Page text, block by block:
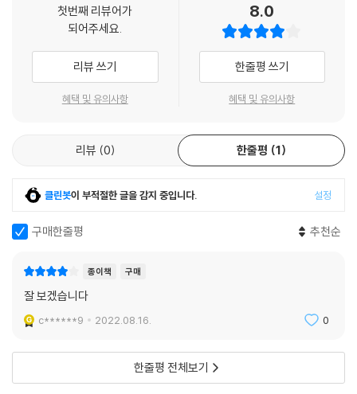
를 준비해야 할까?
재미있는 점은 리셀 마켓에서는 상품의 가격과 가치가 정해져있지 않다는
거예요. 1장에서 상품의 가치가 어떻게 정해지는지 살펴보았듯이, 신상품
과 중고 상품의 가격을 비교하자면 당연히 신상품의 가격이 더 높고 중고
폼에서 사용하던 물건을 판매하거나 필요한 물건을 구입해 본 적이 있나
요? 당근마켓에서 판매되는 가격은 모두 처음 정가보다 낮고, 판매 금액에
그런데 반대로 중고 가격이 오히려 더 높은 경우도 있어요. 나이키 운동화
나이키 한정판의 거래 가격은 무려 300만 원까지 책정될 정도예요. 어째
입니다. 한정판이라는 것은 누구나 구할 수 없다는 뜻이고, 그 희귀성 때문
미는 개인마다 다르게 받아들이는 부분이지만, 뒤집어 생각해 보면 왜 기
업들이 상품과 기업, 브랜드 가치를 높이려고 다양한 노력을 기울이는지
첫번째 리뷰어가
되어주세요.
리뷰 쓰기
혜택 및 유의사항
8.0
한줄평 쓰기
혜택 및 유의사항
리뷰 0 한줄평 1
클린봇이 부적절한 글을 감지 중입니다. 설정
구매한줄평 추천순
종이책 구매
잘 보겠습니다
c******9 2022.08.16. 0
한줄평 전체보기